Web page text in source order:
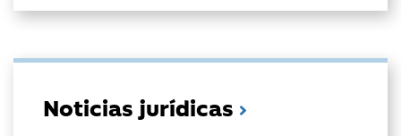
Noticias jurídicas